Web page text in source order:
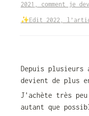
2021, comment je
✨Edit 2022,
Depuis plusieurs
devient de plus
J'achète très
autant que